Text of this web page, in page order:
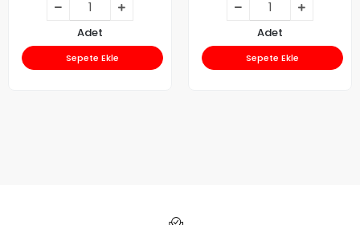
Adet
Sepete Ekle
Adet
Sepete Ekle